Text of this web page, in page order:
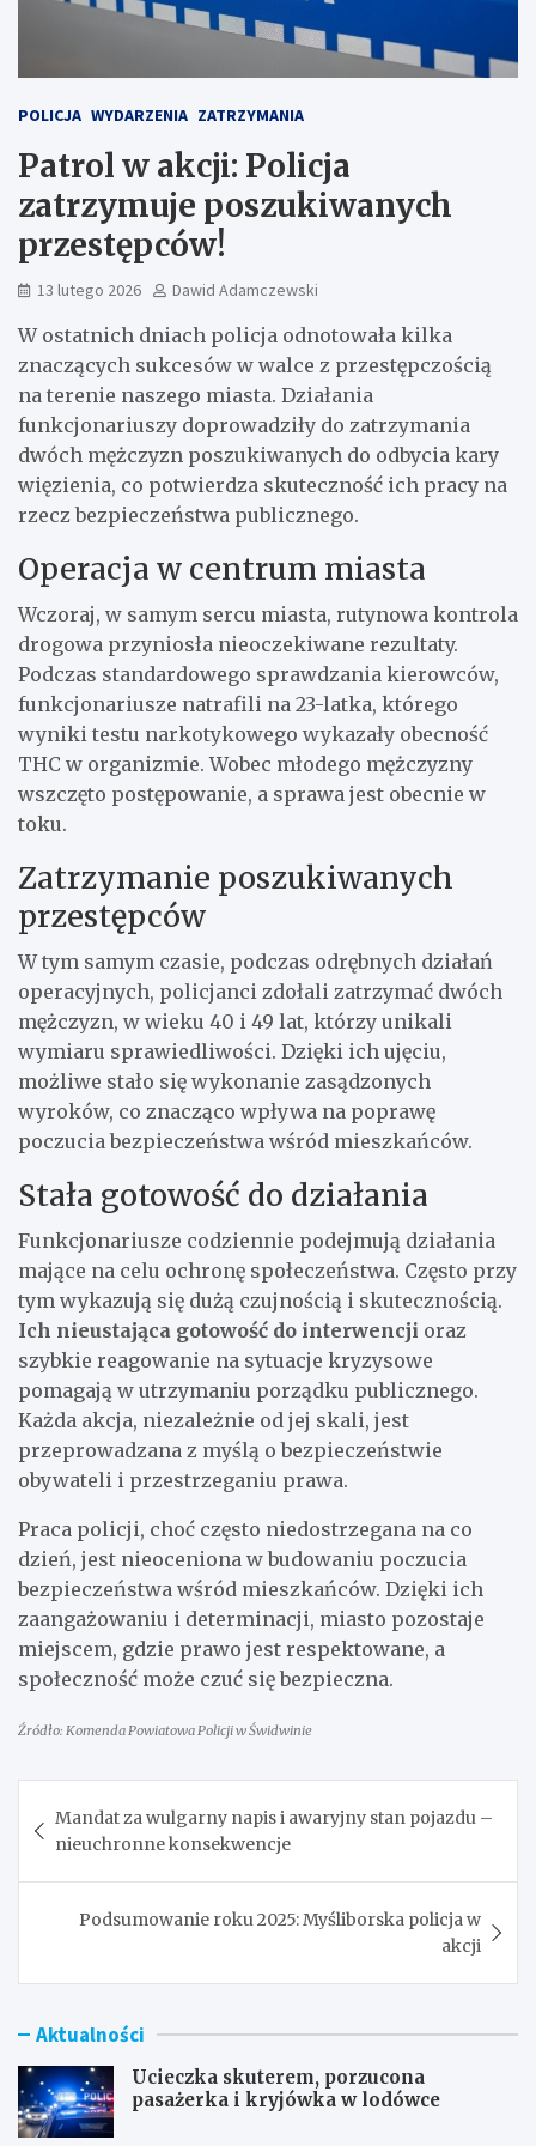
POLICJA WYDARZENIA ZATRZYMANIA
Patrol w akcji: Policja
zatrzymuje poszukiwanych
przestępców!
13 lutego 2026 Dawid Adamczewski
W ostatnich dniach policja odnotowała kilka
znaczących sukcesów w walce z przestępczością
na terenie naszego miasta. Działania
funkcjonariuszy doprowadziły do zatrzymania
dwóch mężczyzn poszukiwanych do odbycia kary
więzienia, co potwierdza skuteczność ich pracy na
rzecz bezpieczeństwa publicznego.
Operacja w centrum miasta
Wczoraj, w samym sercu miasta, rutynowa kontrola
drogowa przyniosła nieoczekiwane rezultaty.
Podczas standardowego sprawdzania kierowców,
funkcjonariusze natrafili na 23-latka, którego
wyniki testu narkotykowego wykazały obecność
THC w organizmie. Wobec młodego mężczyzny
wszczęto postępowanie, a sprawa jest obecnie w
toku.
Zatrzymanie poszukiwanych
przestępców
W tym samym czasie, podczas odrębnych działań
operacyjnych, policjanci zdołali zatrzymać dwóch
mężczyzn, w wieku 40 i 49 lat, którzy unikali
wymiaru sprawiedliwości. Dzięki ich ujęciu,
możliwe stało się wykonanie zasądzonych
wyroków, co znacząco wpływa na poprawę
poczucia bezpieczeństwa wśród mieszkańców.
Stała gotowość do działania
Funkcjonariusze codziennie podejmują działania
mające na celu ochronę społeczeństwa. Często przy
tym wykazują się dużą czujnością i skutecznością.
Ich nieustająca gotowość do interwencji oraz
szybkie reagowanie na sytuacje kryzysowe
pomagają w utrzymaniu porządku publicznego.
Każda akcja, niezależnie od jej skali, jest
przeprowadzana z myślą o bezpieczeństwie
obywateli i przestrzeganiu prawa.
Praca policji, choć często niedostrzegana na co
dzień, jest nieoceniona w budowaniu poczucia
bezpieczeństwa wśród mieszkańców. Dzięki ich
zaangażowaniu i determinacji, miasto pozostaje
miejscem, gdzie prawo jest respektowane, a
społeczność może czuć się bezpieczna.
Źródło: Komenda Powiatowa Policji w Świdwinie
wpisu
Mandat za wulgarny napis i awaryjny stan pojazdu –
nieuchronne konsekwencje
Podsumowanie roku 2025: Myśliborska policja w
akcji
Aktualności
Ucieczka skuterem, porzucona
pasażerka i kryjówka w lodówce